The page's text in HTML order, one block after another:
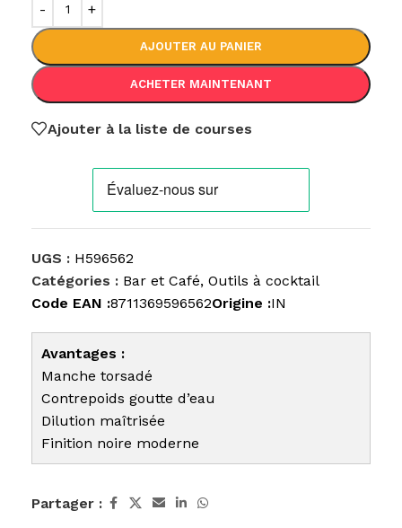
AJOUTER AU PANIER
ACHETER MAINTENANT
Ajouter à la liste de courses
UGS : H596562
Catégories : Bar et Café, Outils à cocktail
Code EAN :8711369596562Origine :IN
Avantages :
Manche torsadé
Contrepoids goutte d’eau
Dilution maîtrisée
Finition noire moderne
Partager :